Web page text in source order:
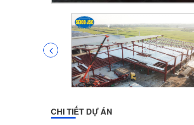
CHI TIẾT DỰ ÁN